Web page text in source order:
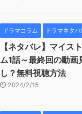
ドラマコラム ドラマネタ
【ネタバレ】マイス
ム1話～最終回の動画
し？無料視聴方法
2024/2/15